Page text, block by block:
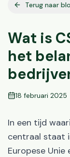
Terug naar
Wat is
het
18 februari 2025
In een tijd
centraal staat
Europese